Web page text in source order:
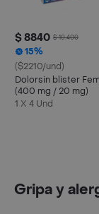
$ 8840 $ 10.400
15%
($2210/und)
Dolorsin blister
(400 mg / 20 mg)
1 X 4 Und
Gripa y